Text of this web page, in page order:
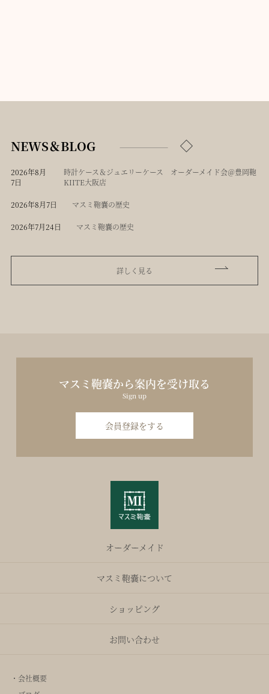
NEWS＆BLOG
2026年8月
7日
時計ケース＆ジュエリーケース オーダーメイド会＠豊岡鞄
KIITE大阪店
2026年8月7日 マスミ鞄嚢の歴史
2026年7月24日 マスミ鞄嚢の歴史
詳しく見る
マスミ鞄嚢から案内を受け取る
Sign up
会員登録をする
オーダーメイド
マスミ鞄嚢について
ショッピング
お問い合わせ
・会社概要